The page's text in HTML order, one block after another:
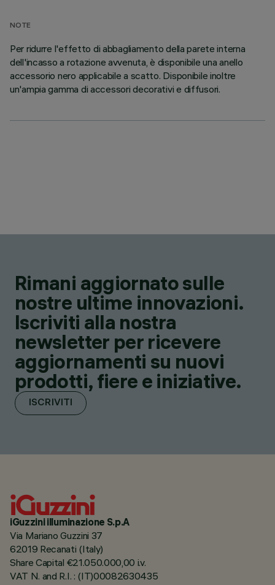
NOTE
Per ridurre l'effetto di abbagliamento della parete interna
dell'incasso a rotazione avvenuta, è disponibile una anello
accessorio nero applicabile a scatto. Disponibile inoltre
un'ampia gamma di accessori decorativi e diffusori.
Rimani aggiornato sulle
nostre ultime innovazioni.
Iscriviti alla nostra
newsletter per ricevere
aggiornamenti su nuovi
prodotti, fiere e iniziative.
ISCRIVITI
iGuzzini illuminazione S.p.A
Via Mariano Guzzini 37
62019 Recanati (Italy)
Share Capital €21.050.000,00 i.v.
VAT N. and R.I. : (IT)00082630435